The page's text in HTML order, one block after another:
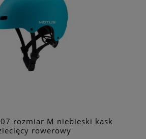
rozmiar M niebieski kask
rowerowy